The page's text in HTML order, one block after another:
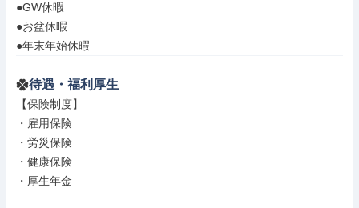
●GW休暇
●お盆休暇
●年末年始休暇
待遇・福利厚生
【保険制度】
・雇用保険
・労災保険
・健康保険
・厚生年金